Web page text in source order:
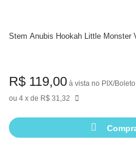
Stem Anubis Hookah Little Monster
4 de R$ 31,32
R$ 119,00 à vista no PIX/Boleto